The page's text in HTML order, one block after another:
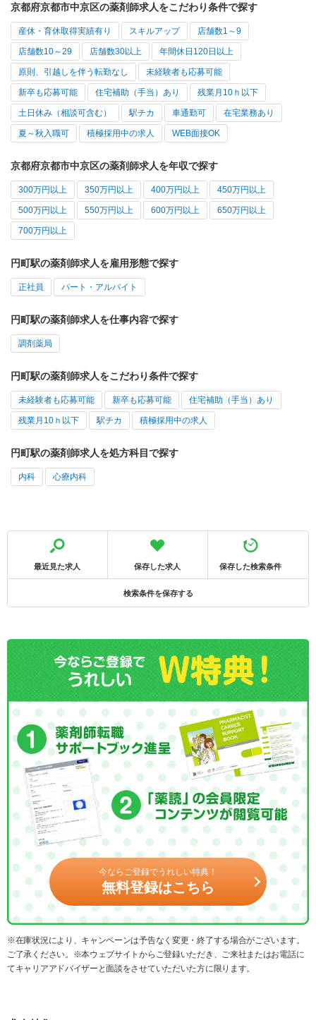
京都府京都市中京区の薬剤師求人をこだわり条件で探す
産休・育休取得実績有り スキルアップ 店舗数1～9
店舗数10～29 店舗数30以上 年間休日120日以上
原則、引越しを伴う転勤なし 未経験者も応募可能
新卒も応募可能 住宅補助（手当）あり 残業月10ｈ以下
土日休み（相談可含む） 駅チカ 車通勤可 在宅業務あり
夏～秋入職可 積極採用中の求人 WEB面接OK
京都府京都市中京区の薬剤師求人を年収で探す
300万円以上 350万円以上 400万円以上 450万円以上
500万円以上 550万円以上 600万円以上 650万円以上
700万円以上
円町駅の薬剤師求人を雇用形態で探す
正社員 パート・アルバイト
円町駅の薬剤師求人を仕事内容で探す
調剤薬局
円町駅の薬剤師求人をこだわり条件で探す
未経験者も応募可能 新卒も応募可能 住宅補助（手当）あり
残業月10ｈ以下 駅チカ 積極採用中の求人
円町駅の薬剤師求人を処方科目で探す
内科 心療内科
最近見た求人 保存した求人 保存した検索条件
検索条件を保存する
今ならご登録でうれしい特典！
無料登録はこちら
※在庫状況により、キャンペーンは予告なく変更・終了する場合がございます。
ご了承ください。※本ウェブサイトからご登録いただき、ご来社またはお電話に
てキャリアアドバイザーと面談をさせていただいた方に限ります。